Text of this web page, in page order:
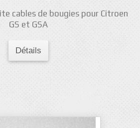
cables de bougies pour Citroen
GS et GSA
Détails